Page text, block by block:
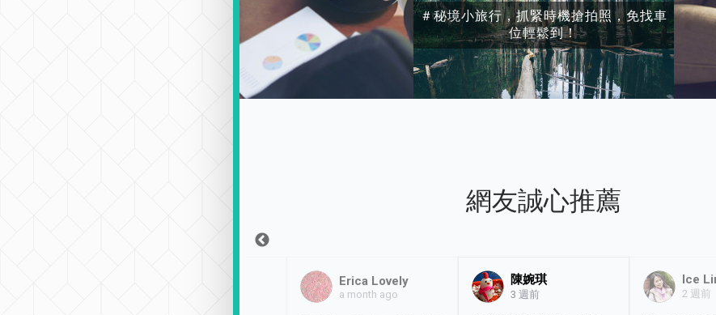
＃秘境小旅行，抓緊時機搶拍照，免找車
位輕鬆到！
網友誠心推薦
Erica Lovely
a month ago
陳婉琪
3 週前
Ice
2 週前